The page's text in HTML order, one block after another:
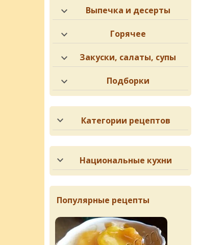
Выпечка и десерты
Горячее
Закуски, салаты, супы
Подборки
Категории рецептов
Национальные кухни
Популярные рецепты